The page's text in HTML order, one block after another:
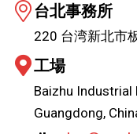
台北事務所
220 台湾新北市
工場
Baizhu Industrial
Guangdong,